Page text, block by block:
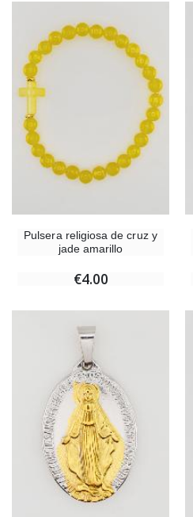
Pulsera religiosa de cruz y
jade amarillo
€4.00